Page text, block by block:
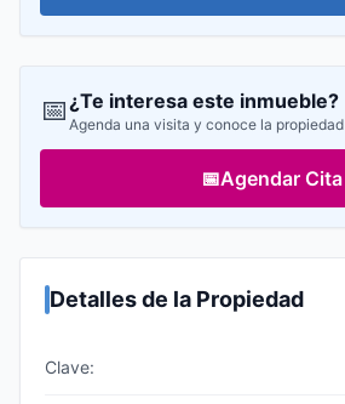
📅¿Te interesa este inmueble?
Agenda una visita y conoce la propiedad
📅Agendar Cita
Detalles de la Propiedad
Clave: